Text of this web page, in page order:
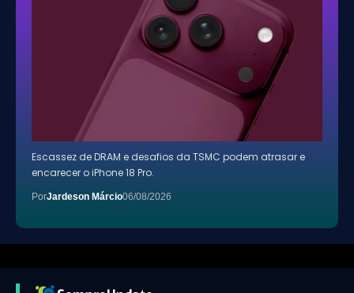
Escassez de DRAM e desafios da TSMC podem atrasar e
encarecer o iPhone 18 Pro.
PorJardeson Márcio06/08/2026